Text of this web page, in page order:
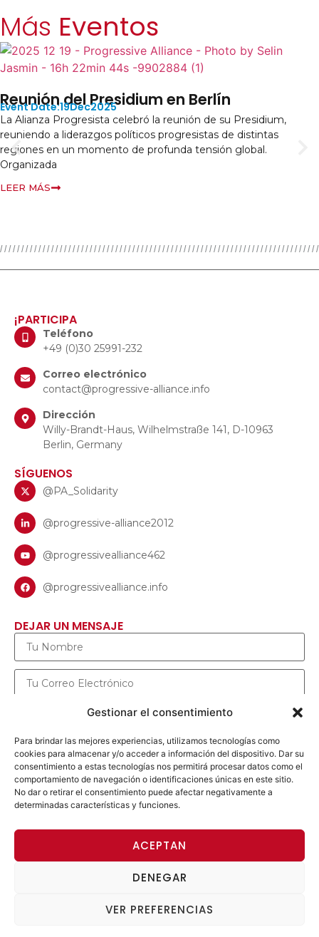
Gestionar el consentimiento
Para brindar las mejores experiencias, utilizamos tecnologías como
cookies para almacenar y/o acceder a información del dispositivo. Dar su
consentimiento a estas tecnologías nos permitirá procesar datos como el
comportamiento de navegación o identificaciones únicas en este sitio.
No dar o retirar el consentimiento puede afectar negativamente a
determinadas características y funciones.
ACEPTAN
DENEGAR
VER PREFERENCIAS
Más Eventos
Reunión del Presidium en Berlín
19Dec2025
La Alianza Progresista celebró la reunión de su Presidium,
reuniendo a liderazgos políticos progresistas de distintas
regiones en un momento de profunda tensión global.
Organizada
LEER MÁS
¡PARTICIPA
Teléfono
+49 (0)30 25991-232
Correo electrónico
contact@progressive-alliance.info
Dirección
Willy-Brandt-Haus, Wilhelmstraße 141, D-10963
Berlin, Germany
SÍGUENOS
@PA_Solidarity
@progressive-alliance2012
@progressivealliance462
@progressivealliance.info
DEJAR UN MENSAJE
ENVIAR MENSAJE